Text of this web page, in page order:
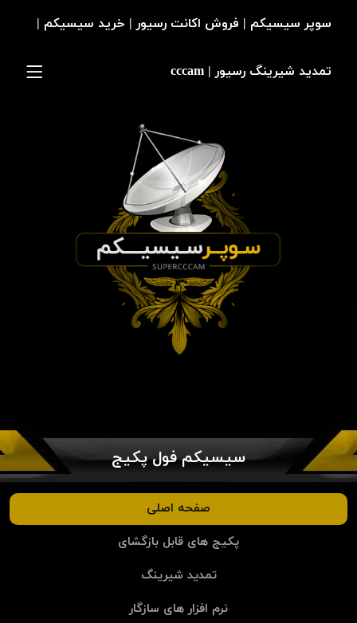
سیسیکم فول پکیج
صفحه اصلی
پکیج های قابل بازگشای
تمدید شیرینگ
نرم افزار های سازگار
سوپر سیسیکم | فروش اکانت رسیور | خرید سیسیکم |
تمدید شیرینگ رسیور | cccam